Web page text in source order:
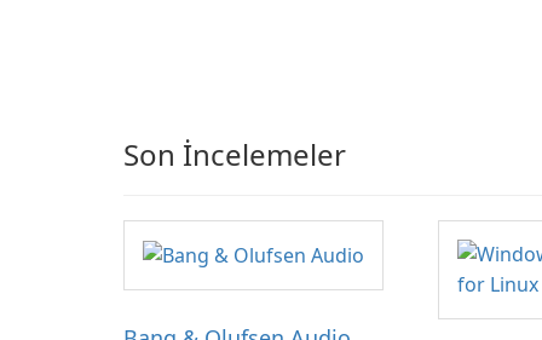
Son İncelemeler